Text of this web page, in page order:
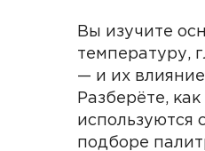
Вы изучите
температуру,
— и их
Разберёте,
используются
подборе